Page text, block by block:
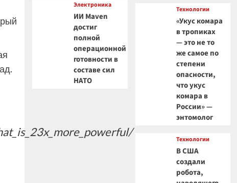
Электроника
ИИ Maven
достиг
полной
операционной
готовности в
составе сил
НАТО
Технологии
«Укус комара
в тропиках
— это не то
же самое по
степени
опасности,
что укус
комара в
России» —
энтомолог
Технологии
В США
создали
робота,